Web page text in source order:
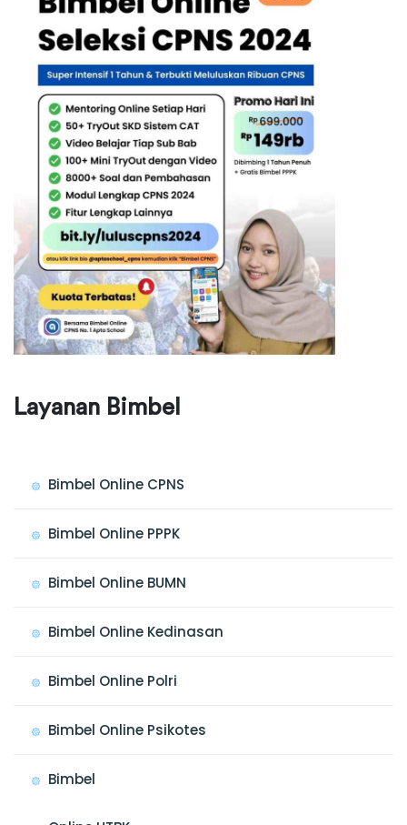
Layanan Bimbel
Bimbel Online CPNS
Bimbel Online PPPK
Bimbel Online BUMN
Bimbel Online Kedinasan
Bimbel Online Polri
Bimbel Online Psikotes
Bimbel